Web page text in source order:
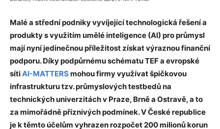
Malé a střední podniky vyvíjející technologická řešení a
produkty s využitím umělé inteligence (AI) pro průmysl
mají nyní jedinečnou příležitost získat výraznou finanční
podporu. Díky podpůrnému schématu TEF a evropské
sítiAI-MATTERSmohou firmy využívat špičkovou
infrastrukturu tzv. průmyslových testbedů na
technických univerzitách v Praze, Brně a Ostravě, a to
za mimořádně příznivých podmínek. V České republice
je k těmto účelům vyhrazen rozpočet 200 milionů korun